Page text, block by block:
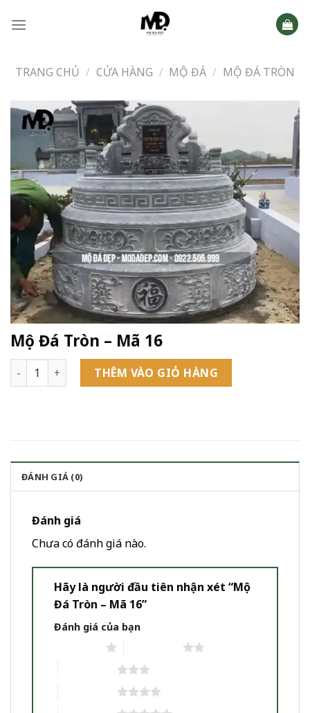
TRANG CHỦ / CỬA HÀNG / MỘ ĐÁ / MỘ ĐÁ TRÒN
Mộ Đá Tròn – Mã 16
Mộ Đá Tròn - Mã 16 số lượngTHÊM VÀO GIỎ HÀNG
ĐÁNH GIÁ (0)
Đánh giá
Chưa có đánh giá nào.
Hãy là người đầu tiên nhận xét “Mộ
Đá Tròn – Mã 16”
Đánh giá của bạn